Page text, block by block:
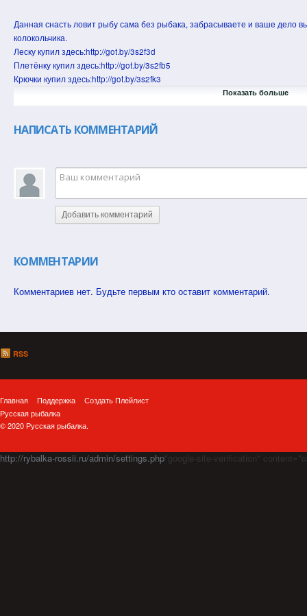
Данная снасть ловит рыбу сама без рыбака, забрасываете и ваше дело
колокольчика.
Леску купил здесь:http://got.by/3s2f3d
Плетёнку купил здесь:http://got.by/3s2fb5
Крючки купил здесь:http://got.by/3s2fk3
Видео по изготовлению макухи здесь: http://youtube.com/
Показать больше
НАПИСАТЬ КОММЕНТАРИЙ
Добавить комментарий
КОММЕНТАРИИ
Комментариев нет. Будьте первым кто оставит комментарий.
RSS
Главная Поддержка
Создать Плейлист
Русская рыбалка
© 2020 Русская рыбалка.
http://rybalka-rossii.ru/admin/settings.php"google-site-verification"